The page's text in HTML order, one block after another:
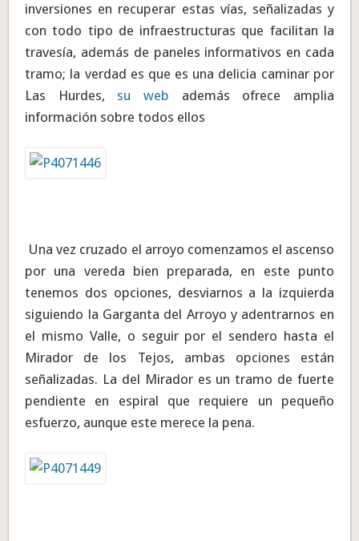
inversiones en recuperar estas vías, señalizadas y
con todo tipo de infraestructuras que facilitan la
travesía, además de paneles informativos en cada
tramo; la verdad es que es una delicia caminar por
Las Hurdes, su web además ofrece amplia
información sobre todos ellos
Una vez cruzado el arroyo comenzamos el ascenso
por una vereda bien preparada, en este punto
tenemos dos opciones, desviarnos a la izquierda
siguiendo la Garganta del Arroyo y adentrarnos en
el mismo Valle, o seguir por el sendero hasta el
Mirador de los Tejos, ambas opciones están
señalizadas. La del Mirador es un tramo de fuerte
pendiente en espiral que requiere un pequeño
esfuerzo, aunque este merece la pena.